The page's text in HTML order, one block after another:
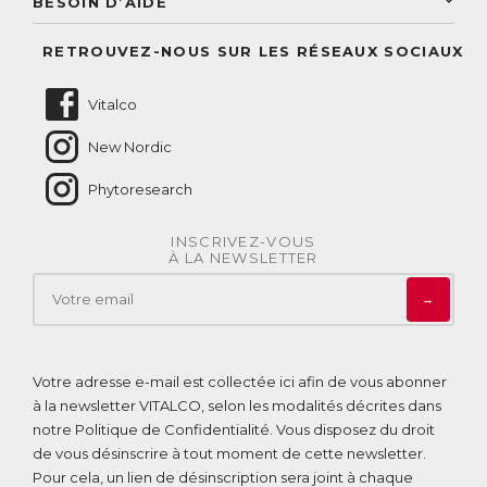
RETROUVEZ-NOUS SUR LES RÉSEAUX SOCIAUX
Vitalco
New Nordic
Phytoresearch
INSCRIVEZ-VOUS
À LA NEWSLETTER
→
Votre adresse e-mail est collectée ici afin de vous abonner
à la newsletter VITALCO, selon les modalités décrites dans
notre Politique de Confidentialité. Vous disposez du droit
de vous désinscrire à tout moment de cette newsletter.
Pour cela, un lien de désinscription sera joint à chaque